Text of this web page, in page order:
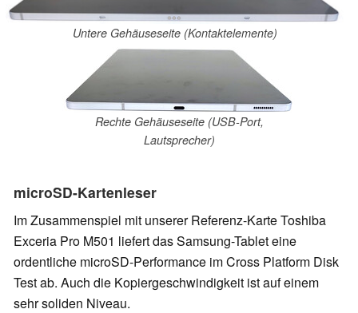
Untere Gehäuseseite (Kontaktelemente)
Rechte Gehäuseseite (USB-Port,
Lautsprecher)
microSD-Kartenleser
Im Zusammenspiel mit unserer Referenz-Karte Toshiba
Exceria Pro M501 liefert das Samsung-Tablet eine
ordentliche microSD-Performance im Cross Platform Disk
Test ab. Auch die Kopiergeschwindigkeit ist auf einem
sehr soliden Niveau.